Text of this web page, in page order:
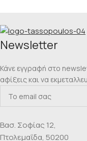
Νewsletter
Κάνε εγγραφή στο
αφίξεις και να
Βασ. Σοφίας 12,
Πτολεμαΐδα, 50200